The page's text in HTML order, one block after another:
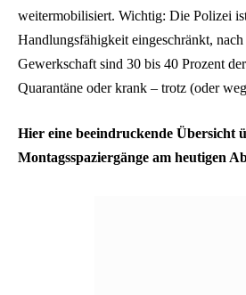
weitermobilisiert. Wichtig: Die Polizei
Handlungsfähigkeit eingeschränkt,
Gewerkschaft sind 30 bis 40 Prozent
Quarantäne oder krank – trotz (oder
Hier eine beeindruckende Übersicht
Montagsspaziergänge am heutigen